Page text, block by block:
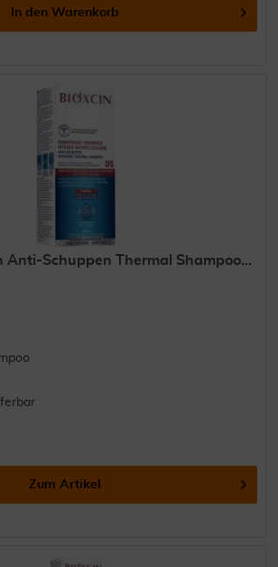
In den Warenkorb
Anti-Schuppen Thermal Shampoo...
Zum Artikel